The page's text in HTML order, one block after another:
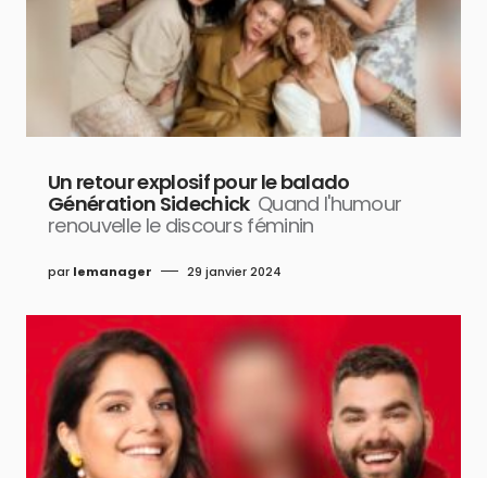
Un retour explosif pour le balado
Génération Sidechick Quand l'humour
renouvelle le discours féminin
par lemanager 29 janvier 2024